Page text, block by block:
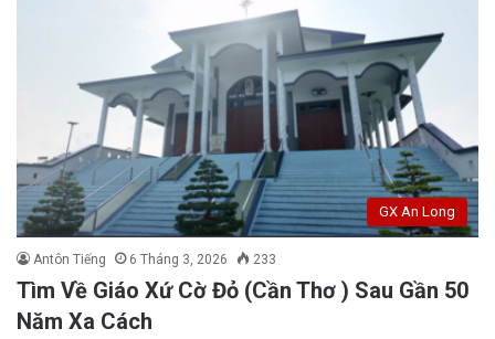
GX An Long
Antôn Tiếng 6 Tháng 3, 2026 233
Tìm Về Giáo Xứ Cờ Đỏ (Cần Thơ ) Sau Gần 50
Năm Xa Cách